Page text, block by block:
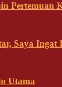
Pertemuan
Saya Ingat
Utama